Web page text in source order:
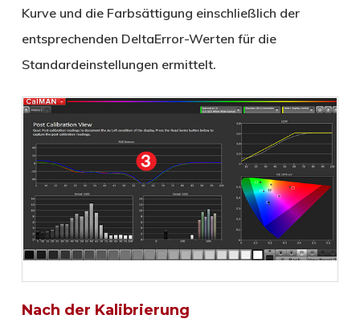
Kurve und die Farbsättigung einschließlich der
entsprechenden DeltaError-Werten für die
Standardeinstellungen ermittelt.
Nach der Kalibrierung